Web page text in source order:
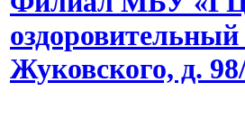
Жуковского, д.